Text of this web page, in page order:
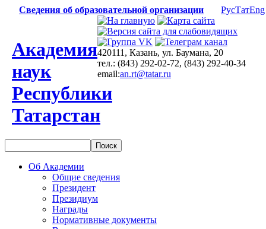
Сведения об образовательной организации РусТатEng
Академия
наук
Республики
Татарстан
420111, Казань, ул. Баумана, 20
тел.: (843) 292-02-72, (843) 292-40-34
email:an.rt@tatar.ru
Об Академии
Общие сведения
Президент
Президиум
Награды
Нормативные документы